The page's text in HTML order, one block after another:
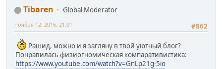
Tibaren
Global Moderator
#862
ноября 12, 2016, 21:01
Рашид, можно и я загляну в твой уютный блог?
Понравилась физиогномическая компаративистика:
https://www.youtube.com/watch?v=GnLp21g-5io